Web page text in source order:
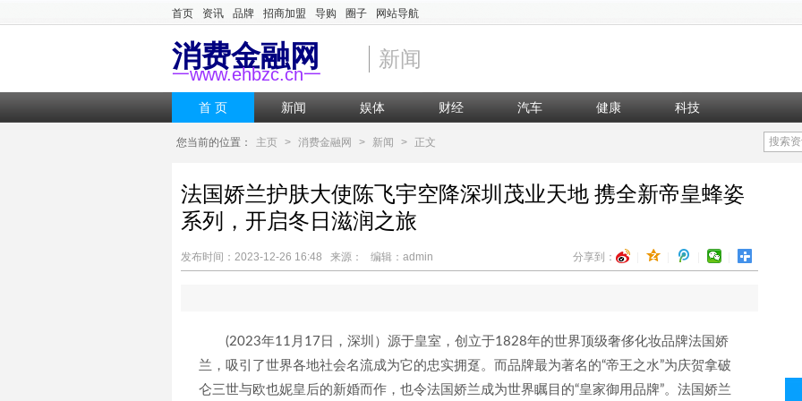
首页 资讯 品牌 招商加盟 导购 圈子 网站导航
消费金融网
一www.ehbzc.cn一
新闻
首 页 新闻 娱体 财经 汽车 健康 科技
您当前的位置： 主页 > 消费金融网 > 新闻 > 正文 搜索
法国娇兰护肤大使陈飞宇空降深圳茂业天地 携全新帝皇蜂姿
系列，开启冬日滋润之旅
分享到：
发布时间：2023-12-26 16:48 来源： 编辑：admin
(2023年11月17日，深圳）源于皇室，创立于1828年的世界顶级奢侈化妆品牌法国娇
兰，吸引了世界各地社会名流成为它的忠实拥趸。而品牌最为著名的“帝王之水”为庆贺拿破
仑三世与欧也妮皇后的新婚而作，也令法国娇兰成为世界瞩目的“皇家御用品牌”。法国娇兰